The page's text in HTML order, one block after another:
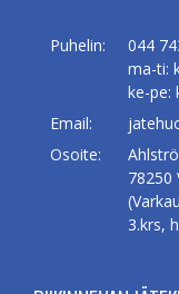
Puhelin:
044
ma-ti:
ke-pe:
Email:
Osoite:
78250
3.krs,